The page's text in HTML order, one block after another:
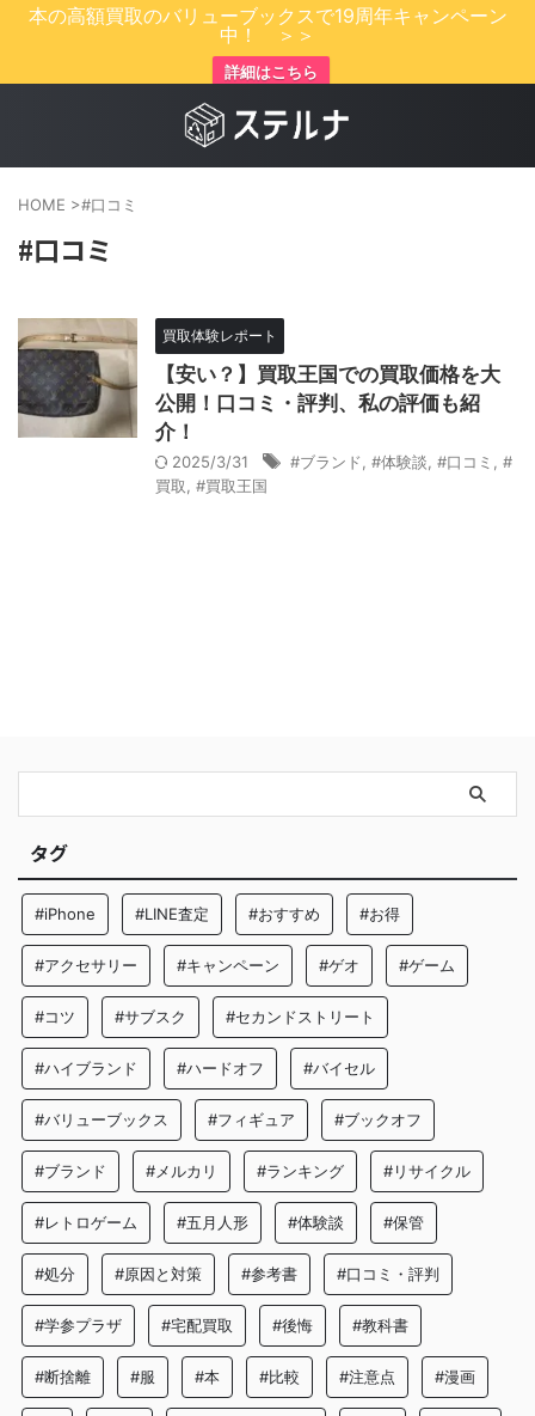
本の高額買取のバリューブックスで19周年キャンペーン
中！ ＞＞
詳細はこちら
HOME >#口コミ
#口コミ
買取体験レポート
【安い？】買取王国での買取価格を大
公開！口コミ・評判、私の評価も紹
介！
2025/3/31 #ブランド #体験談 #口コミ
#
買取
#買取王国
タグ
#iPhone #LINE査定 #おすすめ #お得
#アクセサリー #キャンペーン #ゲオ #ゲーム
#コツ #サブスク #セカンドストリート
#ハイブランド #ハードオフ #バイセル
#バリューブックス #フィギュア #ブックオフ
#ブランド #メルカリ #ランキング #リサイクル
#レトロゲーム #五月人形 #体験談 #保管
#処分 #原因と対策 #参考書 #口コミ・評判
#学参プラザ #宅配買取 #後悔 #教科書
#断捨離 #服 #本 #比較 #注意点 #漫画